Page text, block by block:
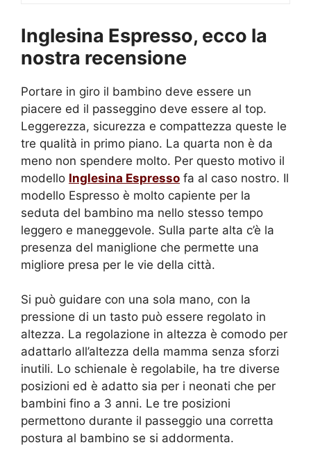
Inglesina Espresso, ecco la
nostra recensione
Portare in giro il bambino deve essere un
piacere ed il passeggino deve essere al top.
Leggerezza, sicurezza e compattezza queste le
tre qualità in primo piano. La quarta non è da
meno non spendere molto. Per questo motivo il
modello Inglesina Espresso fa al caso nostro. Il
modello Espresso è molto capiente per la
seduta del bambino ma nello stesso tempo
leggero e maneggevole. Sulla parte alta c’è la
presenza del maniglione che permette una
migliore presa per le vie della città.
Si può guidare con una sola mano, con la
pressione di un tasto può essere regolato in
altezza. La regolazione in altezza è comodo per
adattarlo all’altezza della mamma senza sforzi
inutili. Lo schienale è regolabile, ha tre diverse
posizioni ed è adatto sia per i neonati che per
bambini fino a 3 anni. Le tre posizioni
permettono durante il passeggio una corretta
postura al bambino se si addormenta.